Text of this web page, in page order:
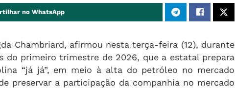
no WhatsApp
Chambriard, afirmou nesta terça-feira (12), durante
do primeiro trimestre de 2026, que a estatal prepara
“já já”, em meio à alta do petróleo no mercado
preservar a participação da companhia no mercado